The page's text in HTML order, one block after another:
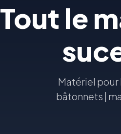
Tout le
Matériel pour
bâtonnets |